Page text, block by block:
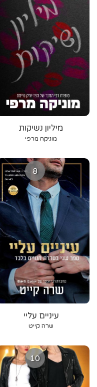
מיליון נשיקות
מוניקה מרפי
8
עיניים עליי
שרה קייט
10